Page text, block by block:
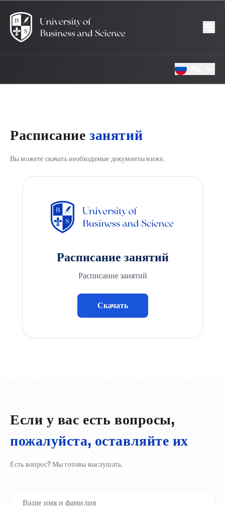
Расписание занятий
Вы можете скачать необходимые документы ниже.
Расписание занятий
Расписание занятий
Скачать
Если у вас есть вопросы,
пожалуйста, оставляйте их
Есть вопрос? Мы готовы выслушать.